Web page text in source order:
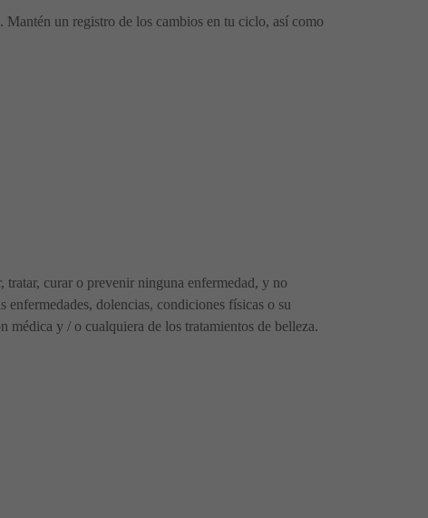
un registro de los cambios en tu ciclo, así como
curar o prevenir ninguna enfermedad, y no
dolencias, condiciones físicas o su
médica y / o cualquiera de los tratamientos de belleza.